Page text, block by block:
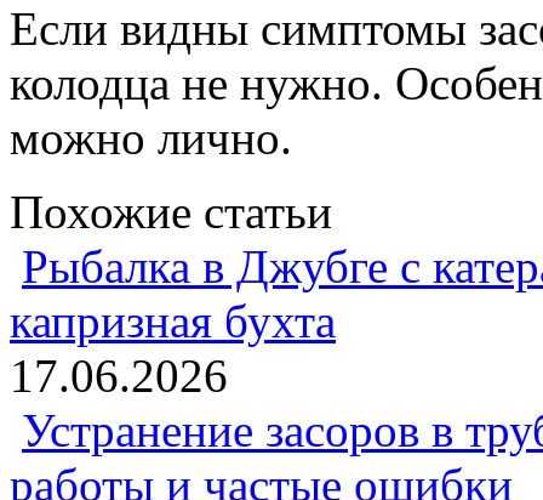
Если видны симптомы
колодца не нужно.
можно лично.
Похожие статьи
Рыбалка в Джубге с
капризная бухта
17.06.2026
Устранение засоров в
работы и частые ошибки